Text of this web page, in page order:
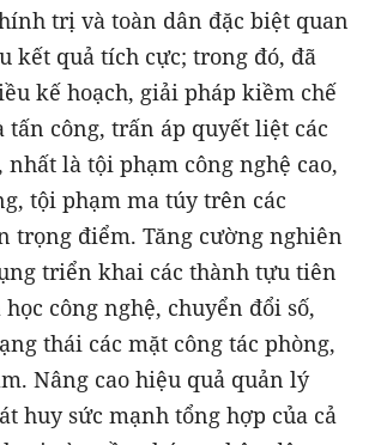
trị và toàn dân đặc biệt quan
kết quả tích cực; trong đó, đã
kế hoạch, giải pháp kiềm chế
tấn công, trấn áp quyết liệt các
là tội phạm công nghệ cao,
tội phạm ma túy trên các
trọng điểm. Tăng cường nghiên
triển khai các thành tựu tiên
công nghệ, chuyển đổi số,
thái các mặt công tác phòng,
Nâng cao hiệu quả quản lý
huy sức mạnh tổng hợp của cả